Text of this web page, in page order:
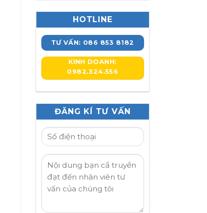
HOTLINE
TƯ VẤN: 086 853 8182
KINH DOANH:
0982.324.556
ĐĂNG KÍ TƯ VẤN